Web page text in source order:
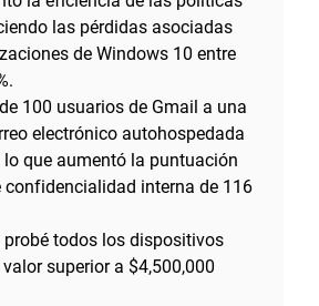
las pérdidas asociadas
de Windows 10 entre
100 usuarios de Gmail a una
electrónico autohospedada
lo que aumentó la puntuación
confidencialidad interna de 116
probé todos los dispositivos
superior a $4,500,000